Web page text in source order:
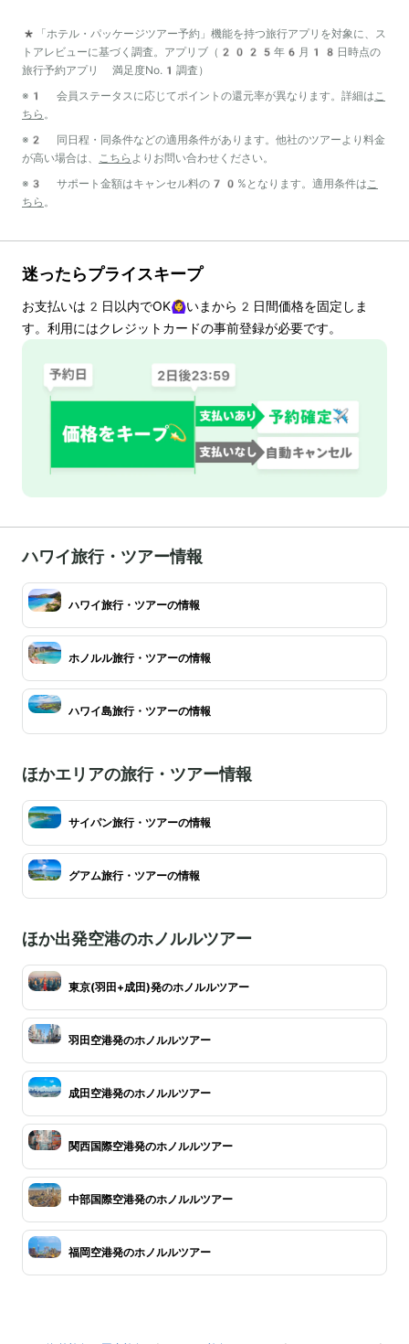
*「ホテル・パッケージツアー予約」機能を持つ旅行アプリを対象に、ス
トアレビューに基づく調査。アプリブ（2025年6月18日時点の
旅行予約アプリ 満足度No.1調査）
※1 会員ステータスに応じてポイントの還元率が異なります。詳細は こ
ちら 。
※2 同日程・同条件などの適用条件があります。他社のツアーより料金
が高い場合は、
こちら よりお問い合わせください。
※3 サポート金額はキャンセル料の70%となります。適用条件は こ
ちら 。
迷ったらプライスキープ
お支払いは 2 日以内でOK🙆‍♀️いまから 2 日間価格を固定しま
す。利用にはクレジットカードの事前登録が必要です。
ハワイ旅行・ツアー情報
ハワイ旅行・ツアーの情報
ホノルル旅行・ツアーの情報
ハワイ島旅行・ツアーの情報
ほかエリアの旅行・ツアー情報
サイパン旅行・ツアーの情報
グアム旅行・ツアーの情報
ほか出発空港のホノルルツアー
東京(羽田+成田)発のホノルルツアー
羽田空港発のホノルルツアー
成田空港発のホノルルツアー
関西国際空港発のホノルルツアー
中部国際空港発のホノルルツアー
福岡空港発のホノルルツアー